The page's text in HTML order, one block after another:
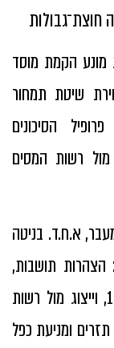
מונע הקמת מוסד
שיטת תמחור
הסיכונים
מול רשות המסים
א.ח.ד. בניטה
תושבות,
תיאומי ניכוי, טיפול באופציות לפי סעיף 102, וייצוג מול רשות
ומניעת כפל